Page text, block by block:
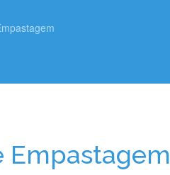
Empastagem